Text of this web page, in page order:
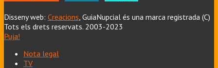
Disseny web: Creacions , GuiaNupcial és una marca registrada (C)
Tots els drets reservats. 2003-2023
Puja!
Nota legal
TV